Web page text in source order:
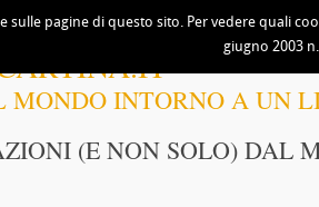
MONDO INTORNO A UN
(E NON SOLO) DAL
pagine di questo sito. Per vedere quali
giugno 2003